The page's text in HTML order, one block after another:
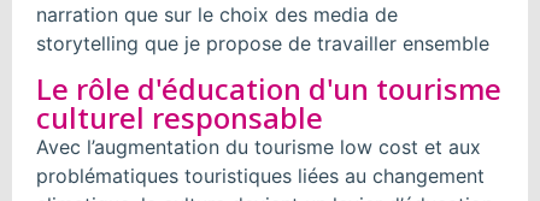
narration que sur le choix des media de
storytelling que je propose de travailler ensemble
Le rôle d'éducation d'un tourisme
culturel responsable
Avec l’augmentation du tourisme low cost et aux
problématiques touristiques liées au changement